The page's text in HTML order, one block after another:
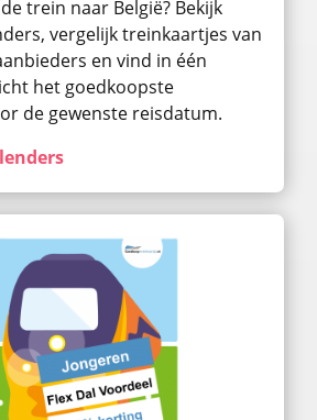
trein naar België? Bekijk
vergelijk treinkaartjes van
en vind in één
het goedkoopste
de gewenste reisdatum.